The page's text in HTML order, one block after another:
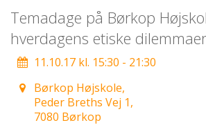
forsiden
1.0:
Info
1.3:
Livets
begyndelse
Temadage på Børkop
hverdagens etiske
11.10.17 kl. 15:30 - 21:30
Børkop Højskole,
Peder Breths Vej 1,
7080 Børkop